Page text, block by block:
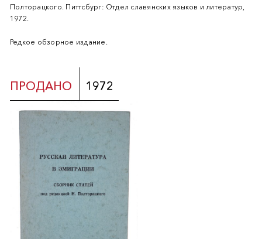
Полторацкого. Питтсбург: Отдел славянских языков и литератур,
1972.
Редкое обзорное издание.
ПРОДАНО 1972